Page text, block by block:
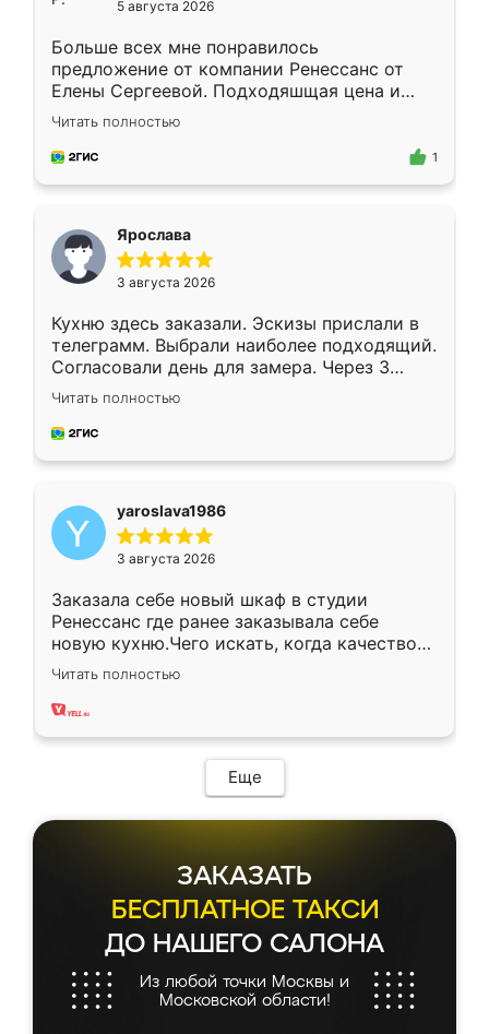
5 августа 2026
Больше всех мне понравилось
предложение от компании Ренессанс от
Елены Сергеевой. Подходяшщая цена и
короткие сроки изготовления. Приехавший
для замера сотрудник Владислав
предложил по моему эскизу самый
Читать полностью
1
Ярослава
3 августа 2026
Кухню здесь заказали. Эскизы прислали в
телеграмм. Выбрали наиболее подходящий.
Согласовали день для замера. Через 3
недели кухня была уже готова. Остались
довольны работой. Спасибо Ренессанс
мебель за качественную работу!
Читать полностью
yaroslava1986
3 августа 2026
Заказала себе новый шкаф в студии
Ренессанс где ранее заказывала себе
новую кухню.Чего искать, когда качеством
вполне довольна. Служит кухня уже почти
два года, нареканий нет.
Читать полностью
Еще
ЗАКАЗАТЬ
БЕСПЛАТНОЕ ТАКСИ
ДО НАШЕГО САЛОНА
Из любой точки Москвы и
Московской области!